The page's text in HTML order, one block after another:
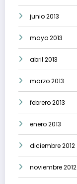
junio 2013
mayo 2013
abril 2013
marzo 2013
febrero 2013
enero 2013
diciembre 2012
noviembre 2012